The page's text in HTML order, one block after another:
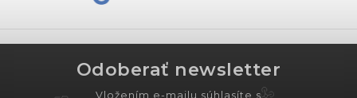
Odoberať newsletter
Vložením e-mailu súhlasíte s